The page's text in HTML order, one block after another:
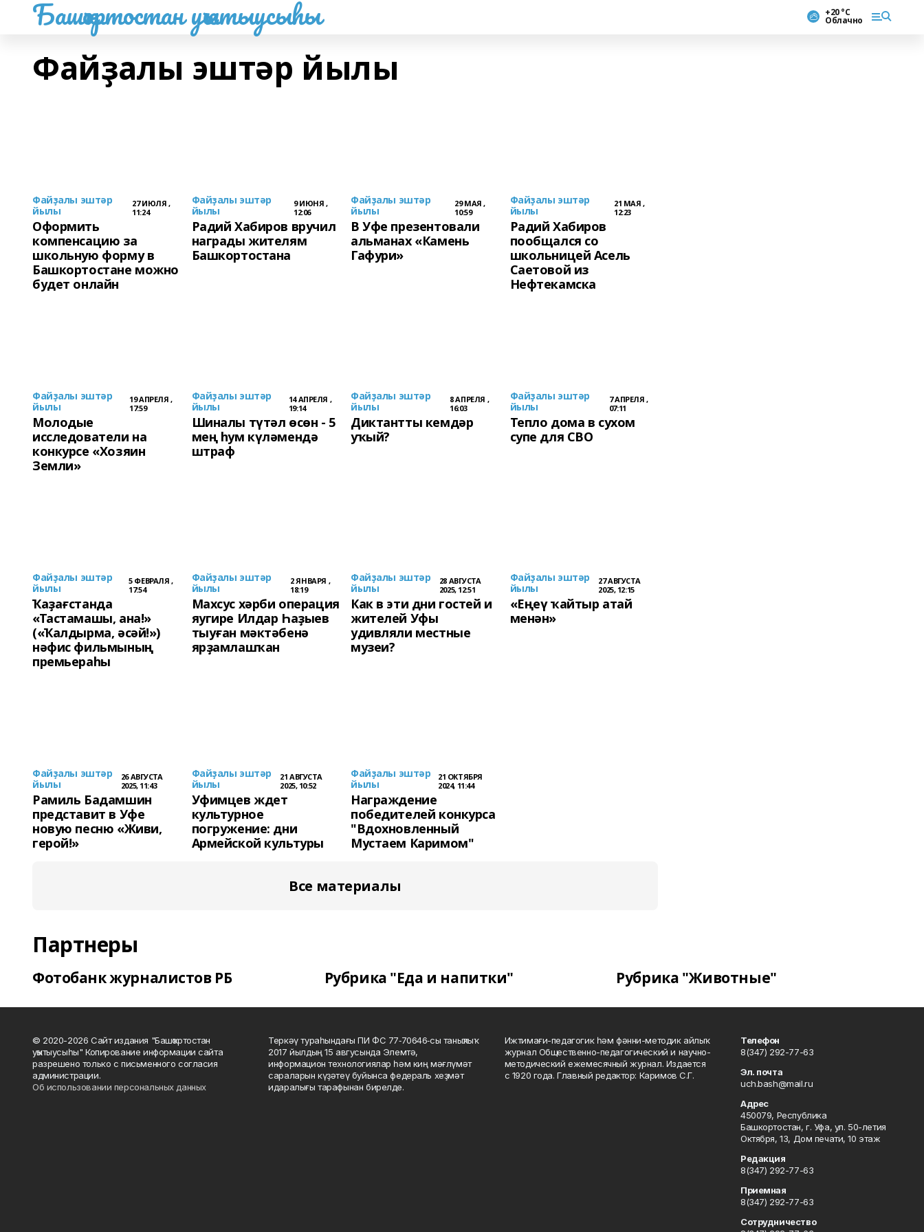
Башҡортостан уҡытыусыһы +20 °С
Облачно
Файҙалы эштәр йылы
Файҙалы эштәр
йылы
27 ИЮЛЯ ,
11:24
Оформить
компенсацию за
школьную форму в
Башкортостане можно
будет онлайн
Файҙалы эштәр
йылы
9 ИЮНЯ ,
12:06
Радий Хабиров вручил
награды жителям
Башкортостана
Файҙалы эштәр
йылы
29 МАЯ ,
10:59
В Уфе презентовали
альманах «Камень
Гафури»
Файҙалы эштәр
йылы
21 МАЯ ,
12:23
Радий Хабиров
пообщался со
школьницей Асель
Саетовой из
Нефтекамска
Файҙалы эштәр
йылы
19 АПРЕЛЯ ,
17:59
Молодые
исследователи на
конкурсе «Хозяин
Земли»
Файҙалы эштәр
йылы
14 АПРЕЛЯ ,
19:14
Шиналы түтәл өсөн - 5
мең һум күләмендә
штраф
Файҙалы эштәр
йылы
8 АПРЕЛЯ ,
16:03
Диктантты кемдәр
уҡый?
Файҙалы эштәр
йылы
7 АПРЕЛЯ ,
07:11
Тепло дома в сухом
супе для СВО
Файҙалы эштәр
йылы
5 ФЕВРАЛЯ ,
17:54
Ҡаҙағстанда
«Тастамашы, ана!»
(«Ҡалдырма, әсәй!»)
нәфис фильмының
премьераһы
Файҙалы эштәр
йылы
2 ЯНВАРЯ ,
18:19
Махсус хәрби операция
яугире Илдар Һаҙыев
тыуған мәктәбенә
ярҙамлашҡан
Файҙалы эштәр
йылы
28 АВГУСТА
2025, 12:51
Как в эти дни гостей и
жителей Уфы
удивляли местные
музеи?
Файҙалы эштәр
йылы
27 АВГУСТА
2025, 12:15
«Еңеү ҡайтыр атай
менән»
Файҙалы эштәр
йылы
26 АВГУСТА
2025, 11:43
Рамиль Бадамшин
представит в Уфе
новую песню «Живи,
герой!»
Файҙалы эштәр
йылы
21 АВГУСТА
2025, 10:52
Уфимцев ждет
культурное
погружение: дни
Армейской культуры
Файҙалы эштәр
йылы
21 ОКТЯБРЯ
2024, 11:44
Награждение
победителей конкурса
"Вдохновленный
Мустаем Каримом"
Все материалы
Партнеры
Фотобанк журналистов РБ Рубрика "Еда и напитки" Рубрика "Животные"
© 2020-2026 Сайт издания "Башҡортостан
уҡытыусыһы" Копирование информации сайта
разрешено только с письменного согласия
администрации.
Об использовании персональных данных
Теркәү тураһындағы ПИ ФС 77‑70646‑сы таныҡлыҡ
2017 йылдың 15 авгусында Элемтә,
информацион технологиялар һәм киң мәғлүмәт
сараларын күҙәтеү буйынса федераль хеҙмәт
идаралығы тарафынан бирелде.
Ижтимағи-педагогик һәм фәнни-методик айлыҡ
журнал Общественно-педагогический и научно-
методический ежемесячный журнал. Издается
с 1920 года. Главный редактор: Каримов С.Г.
Телефон
8(347) 292-77-63
Эл. почта
uch.bash@mail.ru
Адрес
450079, Республика
Башкортостан, г. Уфа, ул. 50-летия
Октября, 13, Дом печати, 10 этаж
Редакция
8(347) 292-77-63
Приемная
8(347) 292-77-63
Сотрудничество